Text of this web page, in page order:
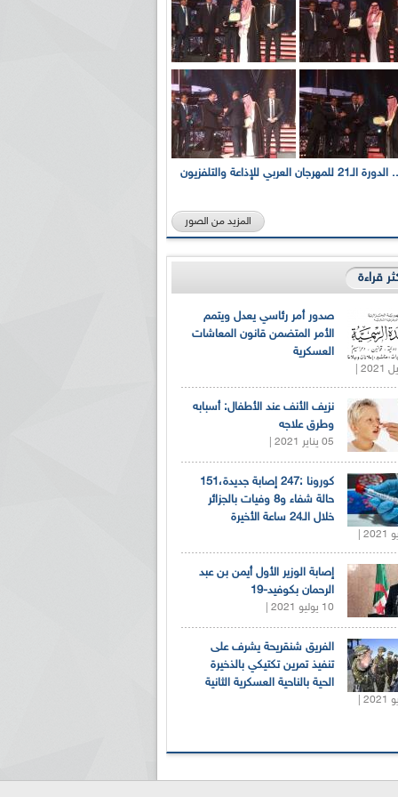
بالصور... الدورة الـ21 للمهرجان العربي للإذاعة والتلفزيون
المزيد من الصور
قراءة
صدور أمر رئاسي يعدل ويتمم
الأمر المتضمن قانون المعاشات
العسكرية
نزيف الأنف عند الأطفال: أسبابه
وطرق علاجه
05 يناير 2021 |
كورونا :247 إصابة جديدة،151
حالة شفاء و8 وفيات بالجزائر
خلال الـ24 ساعة الأخيرة
إصابة الوزير الأول أيمن بن عبد
الرحمان بكوفيد-19
10 يوليو 2021 |
الفريق شنقريحة يشرف على
تنفيذ تمرين تكتيكي بالذخيرة
الحية بالناحية العسكرية الثانية